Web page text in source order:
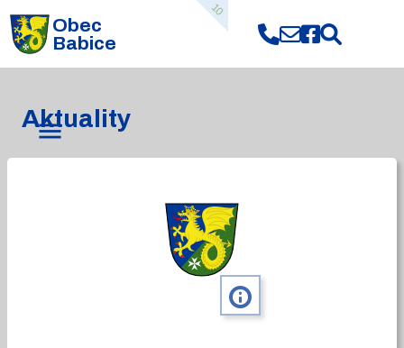
Obec
Babice
10
Aktuality
info